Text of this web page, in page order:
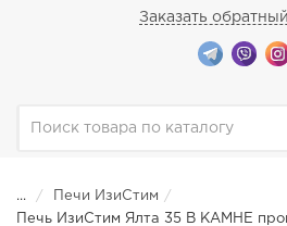
Заказать
...
Печи ИзиСтим
Печь ИзиСтим Ялта 35 В КАМНЕ